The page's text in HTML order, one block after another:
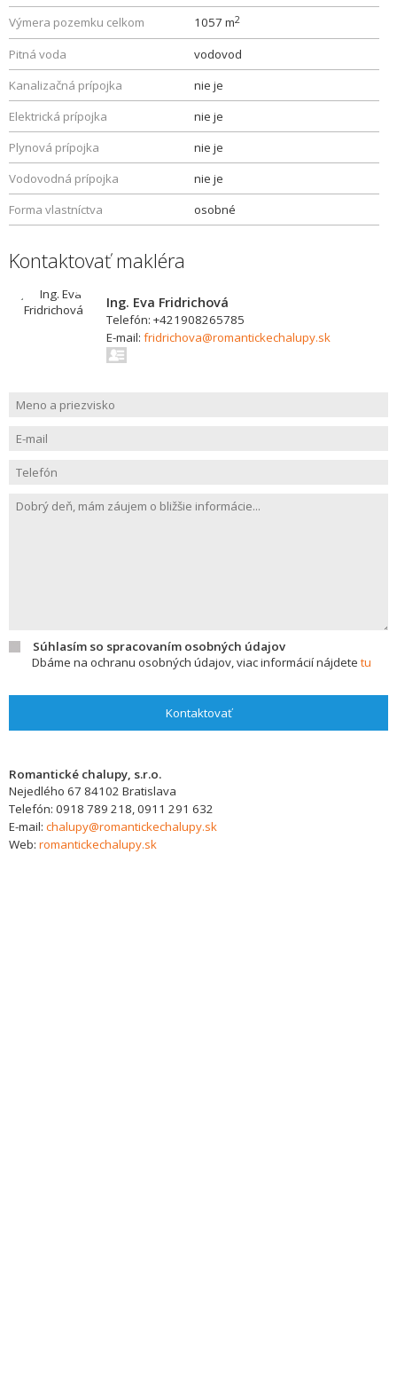
Výmera pozemku celkom
1057 m2
Pitná voda
vodovod
Kanalizačná prípojka
nie je
Elektrická prípojka
nie je
Plynová prípojka
nie je
Vodovodná prípojka
nie je
Forma vlastníctva
osobné
Kontaktovať makléra
Ing. Eva Fridrichová
Telefón: +421908265785
E-mail: fridrichova@romantickechalupy.sk
Súhlasím so spracovaním osobných údajov
Dbáme na ochranu osobných údajov, viac informácií nájdete tu
Kontaktovať
Romantické chalupy, s.r.o.
Nejedlého 67 84102 Bratislava
Telefón: 0918 789 218, 0911 291 632
E-mail: chalupy@romantickechalupy.sk
Web: romantickechalupy.sk